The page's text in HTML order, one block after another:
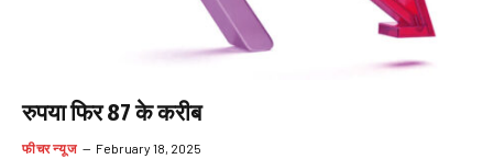
रुपया फिर 87 के करीब
फीचर न्यूज February 18, 2025